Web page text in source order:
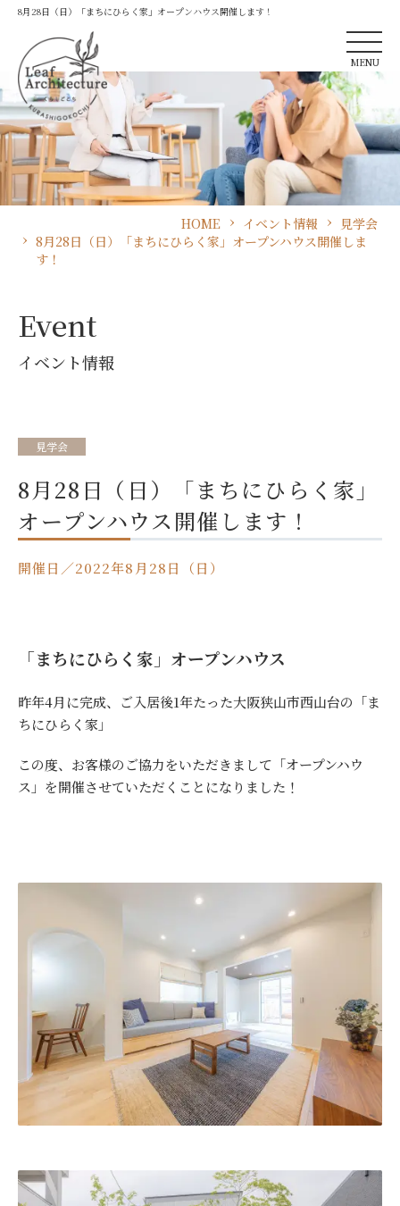
8月28日（日）「まちにひらく家」オープンハウス開催します！
MENU
HOME イベント情報
見学会
8月28日（日）「まちにひらく家」オープンハウス開催しま
す！
Event
イベント情報
見学会
8月28日（日）「まちにひらく家」
オープンハウス開催します！
開催日／2022年8月28日（日）
「まちにひらく家」オープンハウス
昨年4月に完成、ご入居後1年たった大阪狭山市西山台の「ま
ちにひらく家」
この度、お客様のご協力をいただきまして「オープンハウ
ス」を開催させていただくことになりました！